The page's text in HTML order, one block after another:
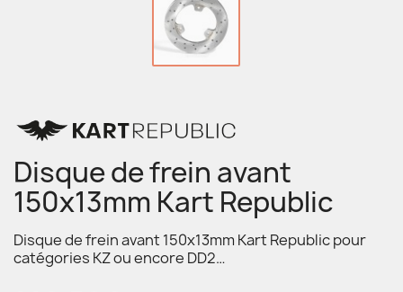
Disque de frein avant
150x13mm Kart Republic
Disque de frein avant 150x13mm Kart Republic pour
catégories KZ ou encore DD2…